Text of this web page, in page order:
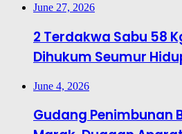
June 27, 2026
2 Terdakwa Sabu 58
Dihukum Seumur
June 4, 2026
Gudang Penimbunan